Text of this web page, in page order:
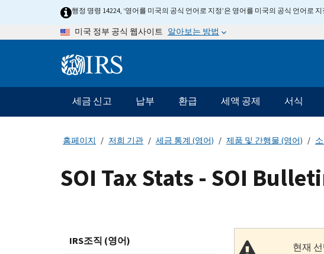
행정 명령 14224, ‘영어를 미국의 공식 언어로 지정’은 영어를 미국의 공식 언어로
미국 정부 공식 웹사이트 알아보는 방법
Information
메
인
네
게
이
세금 신고 납부 환급 세액 공제 서식
홈페이지 저희 기관 세금 통계 (영어) 제품 및 간행물 (영어)
SOI Tax Stats - SOI
IRS조직 (영어)
현재